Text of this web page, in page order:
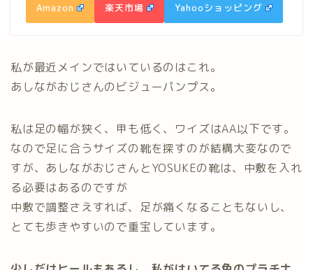
Amazon 楽天市場 Yahooショッピング
私が最近メインではいているのはこれ。
あしながおじさんのビジューパンプス。
私は足の幅が狭く、甲も低く、ワイズはAA以下です。
なので足に合うサイズの靴を探すのが結構大変なので
すが、あしながおじさんとYOSUKEの靴は、中敷を入れ
る必要はあるのですが
中敷で調整さえすれば、足が痛くなることもないし、
とても歩きやすいので重宝しています。